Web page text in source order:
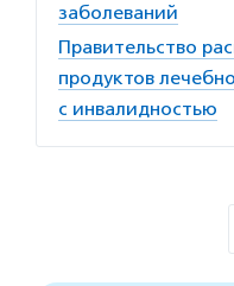
заболеваний
Правительство
продуктов
с инвалидностью